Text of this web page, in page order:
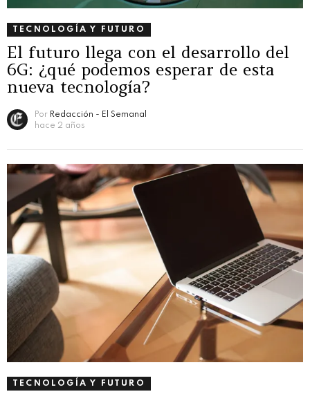
TECNOLOGÍA Y FUTURO
El futuro llega con el desarrollo del
6G: ¿qué podemos esperar de esta
nueva tecnología?
Por Redacción - El Semanal
hace 2 años
TECNOLOGÍA Y FUTURO